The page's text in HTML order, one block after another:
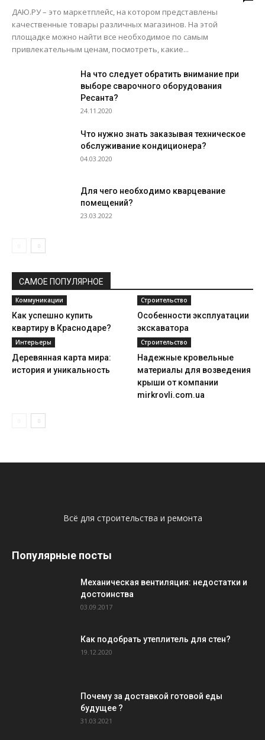
ДАЮ.РУ – это маркетплейс, на котором представлены
качественные товары различных магазинов. На этой
площадке можно найти все необходимое по самым
привлекательным ценам, посмотреть, какие...
На что следует обратить внимание при
выборе сварочного оборудования
Ресанта?
24.11.2020
Что нужно знать заказывая техническое
обслуживание кондиционера?
04.03.2020
Для чего необходимо кварцевание
помещений?
23.03.2022
САМОЕ ПОПУЛЯРНОЕ
Коммуникации
Как успешно купить
квартиру в Краснодаре?
Строительство
Особенности эксплуатации
экскаватора
Интерьеры
Деревянная карта мира:
история и уникальность
Строительство
Надежные кровельные
материалы для возведения
крыши от компании
mirkrovli.com.ua
Всё для строительства и ремонта
Популярные посты
Механическая вентиляция: недостатки и
достоинства
03.09.2017
Как подобрать утеплитель для стен?
19.12.2020
Почему за доставкой готовой еды
будущее ?
31.03.2021